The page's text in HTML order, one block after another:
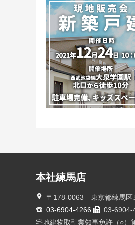
本社練馬店
〒178-0063 東京都練馬区
03-6904-4266
03-6904-
宅地建物取引業知事免許（○